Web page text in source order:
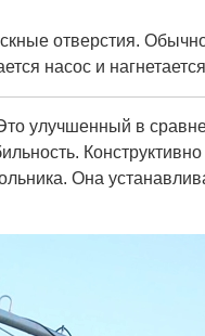
отверстия.
насос и
улучшенный в
Она